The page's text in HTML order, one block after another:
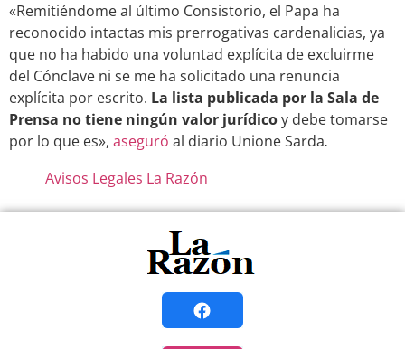
«Remitiéndome al último Consistorio, el Papa ha
reconocido intactas mis prerrogativas cardenalicias, ya
que no ha habido una voluntad explícita de excluirme
del Cónclave ni se me ha solicitado una renuncia
explícita por escrito. La lista publicada por la Sala de
Prensa no tiene ningún valor jurídicoy debe tomarse
por lo que es», aseguró al diario Unione Sarda.
Avisos Legales La Razón